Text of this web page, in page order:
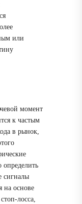
или
момент
к частым
в рынок,
сигналы
на основе
лосса,